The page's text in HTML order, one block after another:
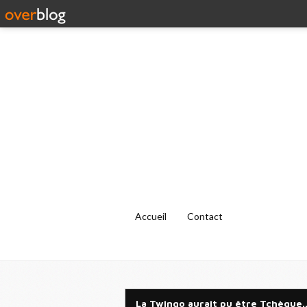
Accueil Contact
La Twingo aurait pu être